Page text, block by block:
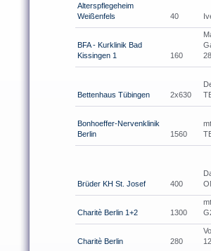
Alterspflegeheim
Weißenfels
40
BFA - Kurklinik Bad
Kissingen 1
160
Bettenhaus Tübingen 2x630
Bonhoeffer-Nervenklinik
Berlin
1560
Brüder KH St. Josef 400
Charitè Berlin 1+2 1300
Charitè Berlin 280